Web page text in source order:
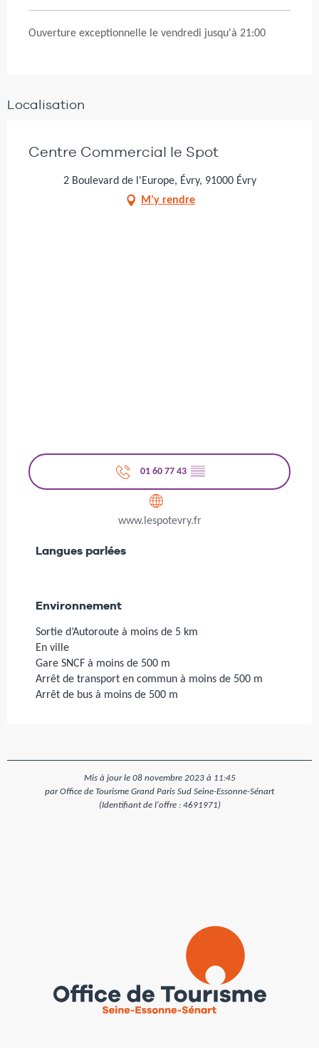
Ouverture exceptionnelle le vendredi jusqu'à 21:00
Localisation
Centre Commercial le Spot
2 Boulevard de l'Europe, Évry, 91000 Évry
M'y rendre
01 60 77 43 ▒▒
www.lespotevry.fr
Langues parlées
Langues parlées
Environnement
Environnement
Sortie d’Autoroute à moins de 5 km
En ville
Gare SNCF à moins de 500 m
Arrêt de transport en commun à moins de 500 m
Arrêt de bus à moins de 500 m
Mis à jour le 08 novembre 2023 à 11:45
par Office de Tourisme Grand Paris Sud Seine-Essonne-Sénart
(Identifiant de l'offre : 4691971)